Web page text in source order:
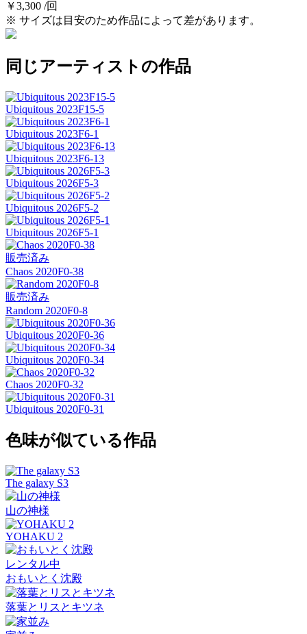
￥3,300 /回
※ サイズは目安のため作品によって差があります。
同じアーティストの作品
Ubiquitous 2023F15-5
Ubiquitous 2023F6-1
Ubiquitous 2023F6-13
Ubiquitous 2026F5-3
Ubiquitous 2026F5-2
Ubiquitous 2026F5-1
販売済み
Chaos 2020F0-38
販売済み
Random 2020F0-8
Ubiquitous 2020F0-36
Ubiquitous 2020F0-34
Chaos 2020F0-32
Ubiquitous 2020F0-31
色味が似ている作品
The galaxy S3
山の神様
YOHAKU 2
レンタル中
おもいとく沈殿
落葉とリスとキツネ